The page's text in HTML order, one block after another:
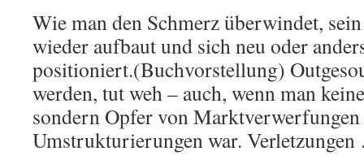
Wie man den Schmerz überwindet,
wieder aufbaut und sich neu oder
positioniert.(Buchvorstellung)
werden, tut weh – auch, wenn man
sondern Opfer von
Umstrukturierungen war.